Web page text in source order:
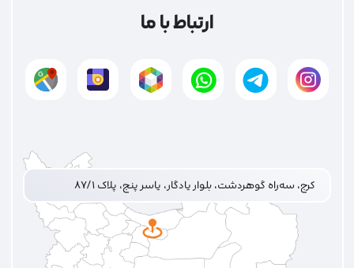
ارتباط با ما
کرج، سه‌راه گوهردشت، بلوار یادگار، یاسر پنج، پلاک ۸۷/۱